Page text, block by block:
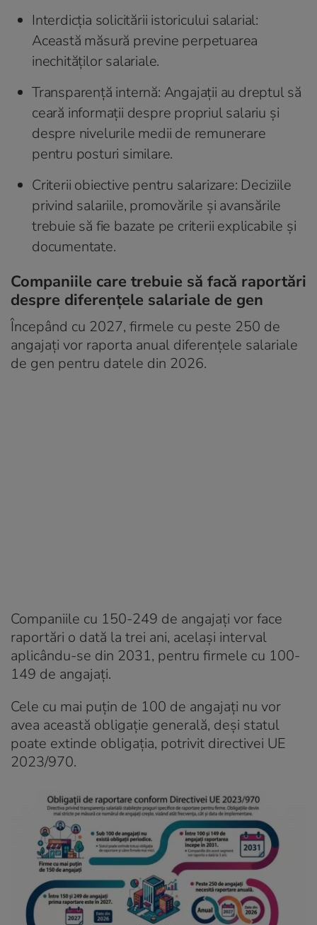
Interdicția solicitării istoricului salarial:
Această măsură previne perpetuarea
inechităților salariale.
Transparență internă: Angajații au dreptul să
ceară informații despre propriul salariu și
despre nivelurile medii de remunerare
pentru posturi similare.
Criterii obiective pentru salarizare: Deciziile
privind salariile, promovările și avansările
trebuie să fie bazate pe criterii explicabile și
documentate.
Companiile care trebuie să facă raportări
despre diferențele salariale de gen
Începând cu 2027, firmele cu peste 250 de
angajați vor raporta anual diferențele salariale
de gen pentru datele din 2026.
Companiile cu 150-249 de angajați vor face
raportări o dată la trei ani, același interval
aplicându-se din 2031, pentru firmele cu 100-
149 de angajați.
Cele cu mai puțin de 100 de angajați nu vor
avea această obligație generală, deși statul
poate extinde obligația, potrivit directivei UE
2023/970.